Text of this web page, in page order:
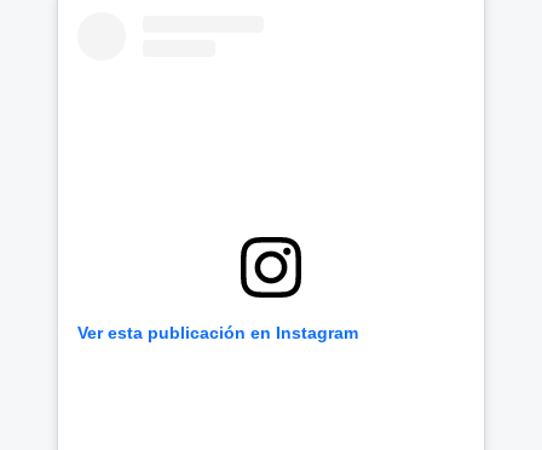
Ver esta publicación en Instagram